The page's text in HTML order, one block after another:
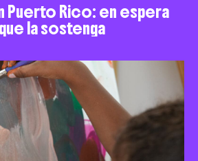
Puerto Rico: en espera
la sostenga